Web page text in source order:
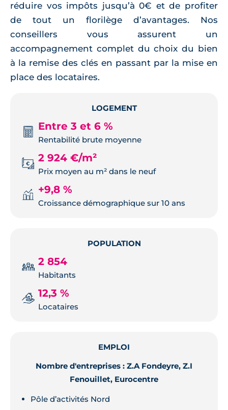
réduire vos impôts jusqu’à 0€ et de profiter
de tout un florilège d’avantages. Nos
conseillers vous assurent un
accompagnement complet du choix du bien
à la remise des clés en passant par la mise en
place des locataires.
LOGEMENT
Entre 3 et 6 %
Rentabilité brute moyenne
2 924 €/m²
Prix moyen au m² dans le neuf
+9,8 %
Croissance démographique sur 10 ans
POPULATION
2 854
Habitants
12,3 %
Locataires
EMPLOI
Nombre d'entreprises : Z.A Fondeyre, Z.I
Fenouillet, Eurocentre
Pôle d’activités Nord